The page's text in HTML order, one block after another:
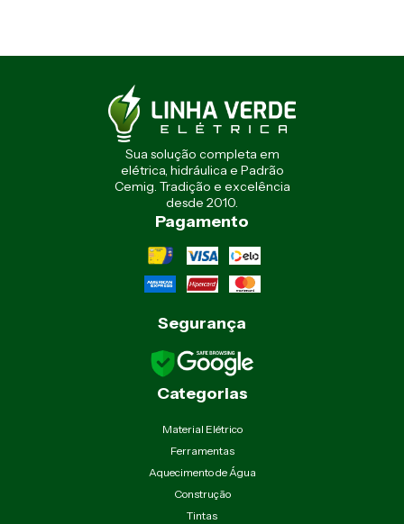
Sua solução completa em
elétrica, hidráulica e Padrão
Cemig. Tradição e excelência
desde 2010.
Pagamento
Segurança
Categorias
Material Elétrico
Ferramentas
Aquecimento de Água
Construção
Tintas